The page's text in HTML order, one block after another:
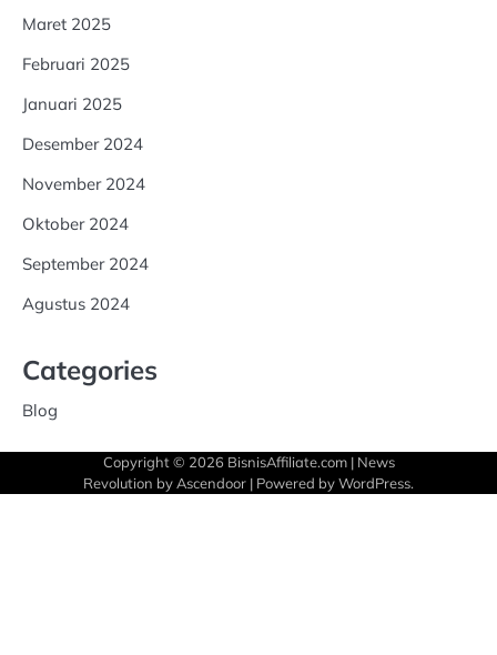
Maret 2025
Februari 2025
Januari 2025
Desember 2024
November 2024
Oktober 2024
September 2024
Agustus 2024
Categories
Blog
Copyright © 2026 BisnisAffiliate.com| News
Revolution by Ascendoor | Powered byWordPress.